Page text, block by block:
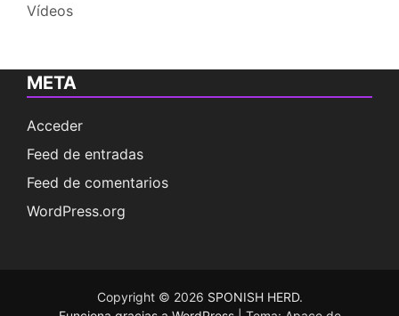
Vídeos
META
Acceder
Feed de entradas
Feed de comentarios
WordPress.org
Copyright © 2026 SPONISH HERD.